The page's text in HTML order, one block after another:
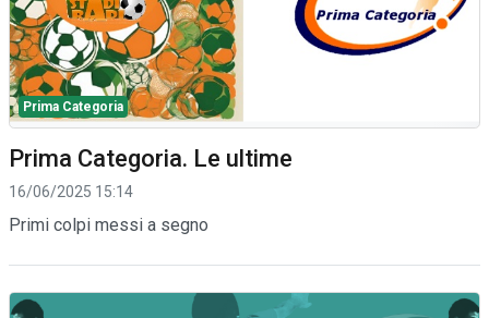
Prima Categoria
Prima Categoria. Le ultime
16/06/2025 15:14
Primi colpi messi a segno